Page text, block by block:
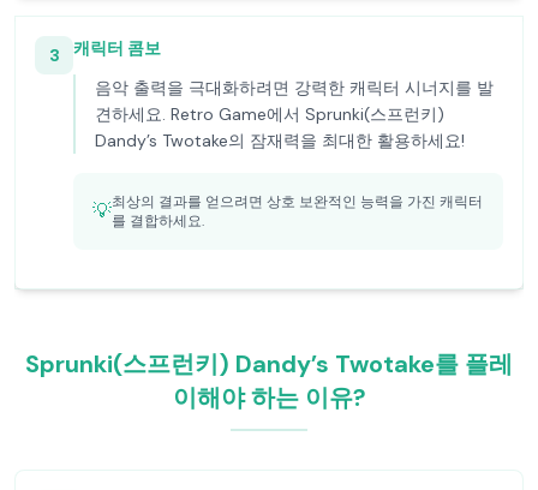
3
캐릭터 콤보
음악 출력을 극대화하려면 강력한 캐릭터 시너지를 발
견하세요. Retro Game에서 Sprunki(스프런키)
Dandy’s Twotake의 잠재력을 최대한 활용하세요!
💡최상의 결과를 얻으려면 상호 보완적인 능력을 가진 캐릭터
를 결합하세요.
Sprunki(스프런키) Dandy’s Twotake를 플레
이해야 하는 이유?